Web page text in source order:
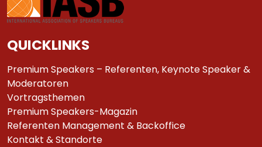
QUICKLINKS
Premium Speakers – Referenten, Keynote Speaker &
Moderatoren
Vortragsthemen
Premium Speakers-Magazin
Referenten Management & Backoffice
Kontakt & Standorte